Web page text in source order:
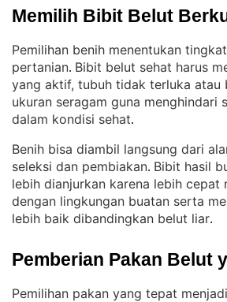
Memilih Bibit Belut
Pemilihan benih menentukan
pertanian. Bibit belut sehat harus
yang aktif, tubuh tidak terluka atau
ukuran seragam guna menghindari
dalam kondisi sehat.
Benih bisa diambil langsung dari
seleksi dan pembiakan. Bibit hasil
lebih dianjurkan karena lebih cepat
dengan lingkungan buatan serta
lebih baik dibandingkan belut liar.
Pemberian Pakan Belut
Pemilihan pakan yang tepat